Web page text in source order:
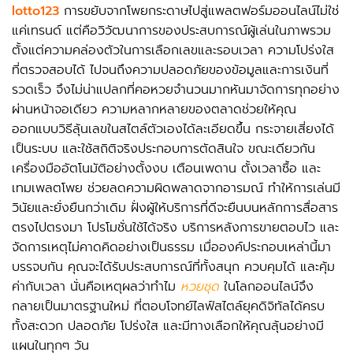
lotto123 การขยับจากโพยกระดาษไปสู่แพลตฟอร์มออนไลน์ไม่ใช่
แค่เทรนด์ แต่คือวิวัฒนาการของประสบการณ์ผู้เล่นในภาพรวม
ตั้งแต่ความคล่องตัวในการเลือกเลขและรอบเวลา ความโปร่งใส
ที่ตรวจสอบได้ ไปจนถึงความปลอดภัยของข้อมูลและการเงินที่
รวดเร็ว จึงไม่น่าแปลกที่คอหวยจำนวนมากหันมาจัดการทุกอย่าง
ผ่านหน้าจอเดียว ความหลากหลายของตลาดช่วยให้คุณ
ออกแบบวิธีลุ้นเลขในสไตล์ตัวเองได้ละเอียดขึ้น กระจายเสี่ยงได้
เป็นระบบ และใช้สถิติจริงประกอบการตัดสินใจ ขณะเดียวกัน
เครื่องมืออัตโนมัติอย่างตั้งงบ เตือนเพดาน ตั้งเวลาซื้อ และ
เทมเพลตโพย ช่วยลดความผิดพลาดจากอารมณ์ ทำให้การเล่นมี
วินัยและยั่งยืนกว่าเดิม ฝั่งผู้ให้บริการที่ดีจะยืนบนหลักการสื่อสาร
ตรงไปตรงมา โปรโมชั่นใช้ได้จริง บริการหลังการขายตอบไว และ
จัดการเหตุไม่คาดคิดอย่างเป็นธรรม เมื่อองค์ประกอบเหล่านี้มา
บรรจบกัน คุณจะได้รับประสบการณ์ที่ทั้งสนุก ควบคุมได้ และคุ้ม
ค่ากับเวลา นั่นคือเหตุผลว่าทำไม หวยชุด ในโลกออนไลน์จึง
กลายเป็นมาตรฐานใหม่ ที่ตอบโจทย์ไลฟ์สไตล์ยุคดิจิทัลได้ครบ
ทั้งสะดวก ปลอดภัย โปร่งใส และมีทางเลือกให้คุณลุ้นอย่างมี
แผนในทุกๆ วัน